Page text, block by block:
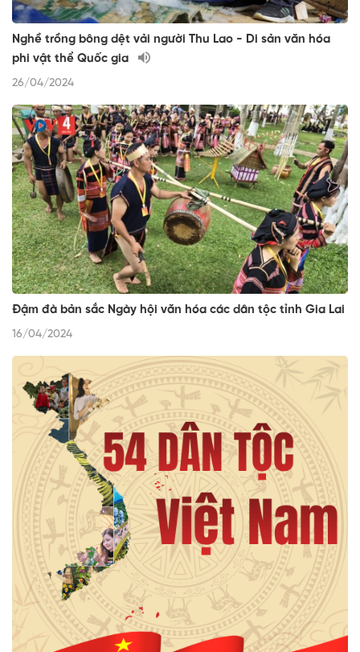
Nghề trồng bông dệt vải người Thu Lao - Di sản văn hóa
phi vật thể Quốc gia
26/04/2024
Đậm đà bản sắc Ngày hội văn hóa các dân tộc tỉnh Gia Lai
16/04/2024